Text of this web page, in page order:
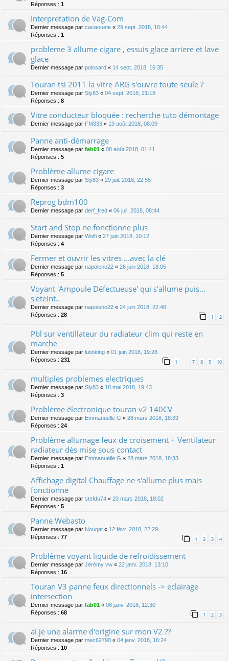
Réponses : 1
Interpretation de Vag-Com
Dernier message par cacaouete « 29 sept. 2018, 16:44
Réponses : 1
probleme 3 allume cigare , essuis glace arriere et lave
glace
Dernier message par poissard « 14 sept. 2018, 16:35
Touran tsi 2011 la vitre ARG s'ouvre toute seule ?
Dernier message par Sly83 « 04 sept. 2018, 21:18
Réponses : 8
Vitre conducteur bloquée : recherche tuto démontage
Dernier message par FM333 « 19 août 2018, 08:09
Panne anti-démarrage
Dernier message par fab01 « 08 août 2018, 01:41
Réponses : 5
Problème allume cigare
Dernier message par Sly83 « 29 juil. 2018, 22:55
Réponses : 3
Reprog bdm100
Dernier message par derf_fred « 06 juil. 2018, 08:44
Start and Stop ne fonctionne plus
Dernier message par Wolfi « 27 juin 2018, 10:12
Réponses : 4
Fermer et ouvrir les vitres ...avec la clé
Dernier message par napoleno22 « 26 juin 2018, 18:05
Réponses : 5
Voyant 'Ampoule Défectueuse' qui s'allume puis...
s'eteint..
Dernier message par napoleno22 « 24 juin 2018, 22:48
Réponses : 28 1 2
Pbl sur ventillateur du radiateur clim qui reste en
marche
Dernier message par lutinking « 01 juin 2018, 19:28
Réponses : 231 1 7 8 9 10
multiples problemes electriques
Dernier message par Sly83 « 18 mai 2018, 19:43
Réponses : 3
Problème électronique touran v2 140CV
Dernier message par Emmanuelle G « 28 mars 2018, 18:39
Réponses : 24
Problème allumage feux de croisement + Ventilateur
radiateur dès mise sous contact
Dernier message par Emmanuelle G « 28 mars 2018, 18:33
Réponses : 1
Affichage digital Chauffage ne s'allume plus mais
fonctionne
Dernier message par stefdu74 « 20 mars 2018, 18:02
Réponses : 5
Panne Webasto
Dernier message par Nougat « 12 févr. 2018, 22:29
Réponses : 77 1 2 3 4
Problème voyant liquide de refroidissement
Dernier message par Jérémy vw « 22 janv. 2018, 13:10
Réponses : 16
Touran V3 panne feux directionnels -> eclairage
intersection
Dernier message par fab01 « 08 janv. 2018, 12:30
Réponses : 68 1 2 3
ai je une alarme d'origine sur mon V2 ??
Dernier message par mec62790 « 04 janv. 2018, 16:24
Réponses : 10